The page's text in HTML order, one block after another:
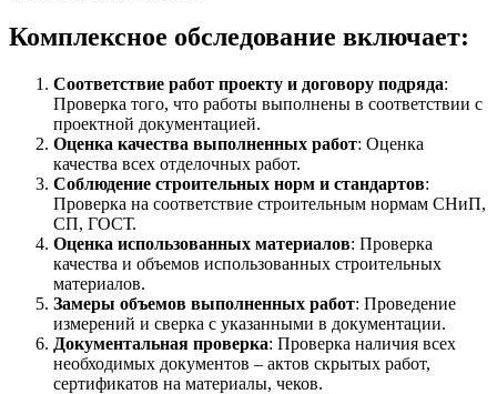
Комплексное обследование включает:
Соответствие работ проекту и договору подряда:
Проверка того, что работы выполнены в соответствии с
проектной документацией.
Оценка качества выполненных работ: Оценка
качества всех отделочных работ.
Соблюдение строительных норм и стандартов:
Проверка на соответствие строительным нормам СНиП,
СП, ГОСТ.
Оценка использованных материалов: Проверка
качества и объемов использованных строительных
материалов.
Замеры объемов выполненных работ: Проведение
измерений и сверка с указанными в документации.
Документальная проверка: Проверка наличия всех
необходимых документов – актов скрытых работ,
сертификатов на материалы, чеков.